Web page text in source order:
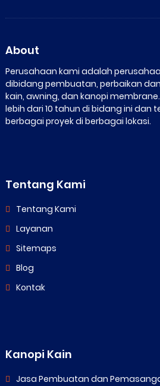
About
Perusahaan kami adalah
dibidang pembuatan, perbaikan
kain, awning, dan kanopi
lebih dari 10 tahun di bidang ini dan
berbagai proyek di berbagai lokasi.
Tentang Kami
Tentang Kami
Layanan
Sitemaps
Blog
Kontak
Kanopi Kain
Jasa Pembuatan dan